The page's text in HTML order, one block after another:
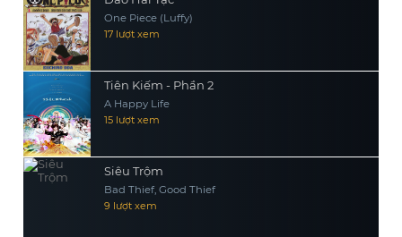
One Piece (Luffy)
17 lượt xem
Tiên Kiếm - Phần 2
A Happy Life
15 lượt xem
Siêu Trộm
Bad Thief, Good Thief
9 lượt xem